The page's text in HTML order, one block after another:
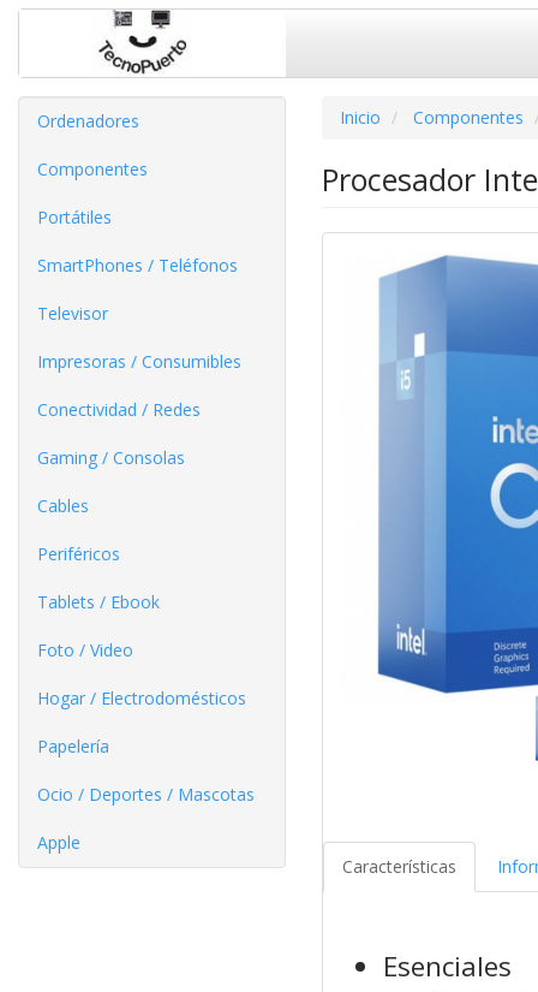
Ordenadores
Componentes
Portátiles
SmartPhones / Teléfonos
Televisor
Impresoras / Consumibles
Conectividad / Redes
Gaming / Consolas
Cables
Periféricos
Tablets / Ebook
Foto / Video
Hogar / Electrodomésticos
Papelería
Ocio / Deportes / Mascotas
Apple
Inicio Componentes
Procesador
Características
Esenciales